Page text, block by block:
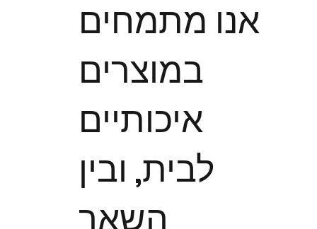
אנו מתמחים
במוצרים
איכותיים
לבית, ובין
השאר